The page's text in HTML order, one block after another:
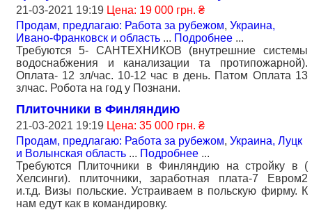
21-03-2021 19:19 Цена: 19 000 грн. ₴
Продам, предлагаю: Работа за рубежом, Украина,
Ивано-Франковск и область ... Подробнее ...
Требуются 5- САНТЕХНИКОВ (внутрешние системы
водоснабжения и канализации та протипожарной).
Оплата- 12 зл/час. 10-12 час в день. Патом Оплата 13
злчас. Робота на год у Познани.
Плиточники в Финляндию
21-03-2021 19:19 Цена: 35 000 грн. ₴
Продам, предлагаю: Работа за рубежом, Украина, Луцк
и Волынская область ... Подробнее ...
Требуются Плиточники в Финляндию на стройку в (
Хелсинги). плиточники, заработная плата-7 Евром2
и.т.д. Визы польские. Устраиваем в польскую фирму. К
нам едут как в командировку.